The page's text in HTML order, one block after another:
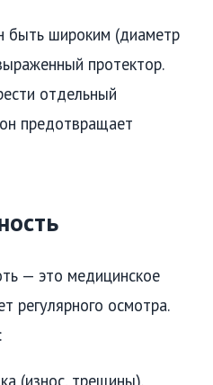
быть широким (диаметр
протектор.
отдельный
предотвращает
— это медицинское
регулярного осмотра.